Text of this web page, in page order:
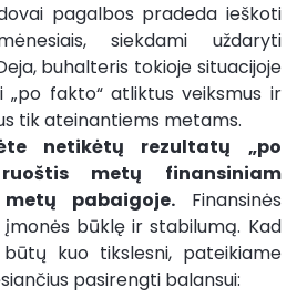
pagalbos pradeda ieškoti
siekdami uždaryti
buhalteris tokioje situacijoje
fakto“ atliktus veiksmus ir
tik ateinantiems metams.
netikėtų rezultatų „po
metų finansiniam
pabaigoje.Finansinės
būklę ir stabilumą. Kad
būtų kuo tikslesni, pateikiame
pasirengti balansui: